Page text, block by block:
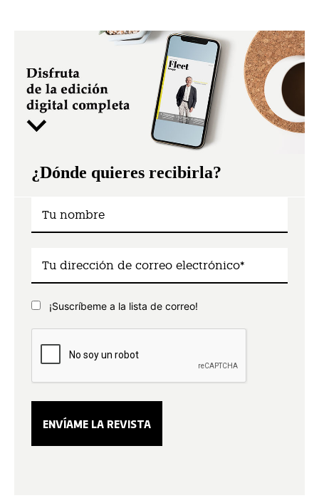
¿Dónde quieres recibirla?
¡Suscríbeme a la lista de correo!